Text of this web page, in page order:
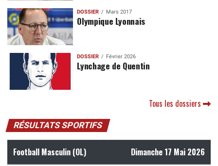
DOSSIER Mars 2017
Olympique Lyonnais
DOSSIER Février 2026
Lynchage de Quentin
Tous les dossiers
RÉSULTATS SPORTIFS
Football Masculin (OL) Dimanche 17 Mai 2026